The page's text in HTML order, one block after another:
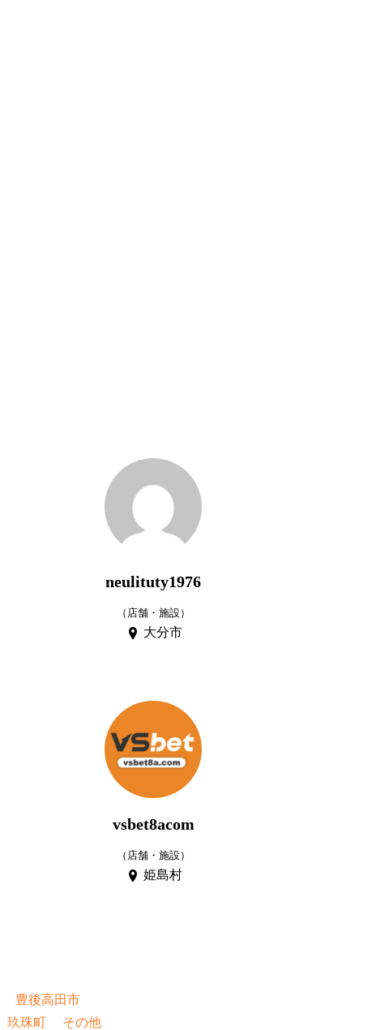
neulituty1976
（店舗・施設）
大分市
vsbet8acom
（店舗・施設）
姫島村
豊後高田市
玖珠町 その他